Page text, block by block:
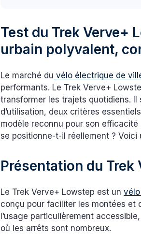
Test du Trek Verve+
urbain polyvalent,
Le marché du vélo électrique de
performants. Le Trek Verve+
transformer les trajets quotidiens.
d’utilisation, deux critères
modèle reconnu pour son
se positionne-t-il réellement ?
Présentation du Trek
Le Trek Verve+ Lowstep est un
conçu pour faciliter les montées et
l’usage particulièrement
où les arrêts sont nombreux.